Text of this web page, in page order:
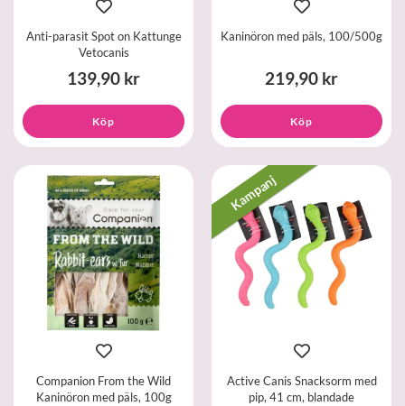
Anti-parasit Spot on Kattunge
Vetocanis
139,90 kr
Köp
Kaninöron med päls, 100/500g
219,90 kr
Köp
Companion From the Wild
Kaninöron med päls, 100g
Kampanj
Active Canis Snacksorm med
pip, 41 cm, blandade